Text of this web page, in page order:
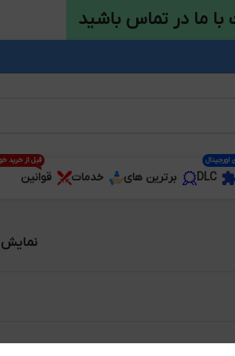
DLC برترین های خدمات قوانین
قبل از خرید
نمایش
ما در تماس باشید